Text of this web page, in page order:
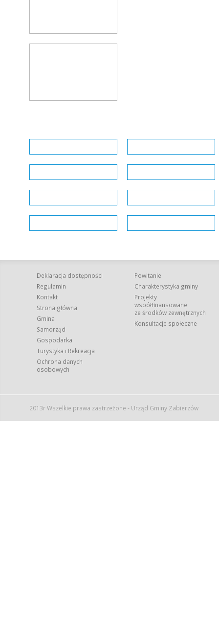
Deklaracja dostępności
Regulamin
Kontakt
Strona główna
Gmina
Samorząd
Gospodarka
Turystyka i Rekreacja
Ochrona danych
osobowych
Powitanie
Charakterystyka gminy
Projekty
współfinansowane
ze środków zewnętrznych
Konsultacje społeczne
2013r Wszelkie prawa zastrzeżone - Urząd Gminy Zabierzów